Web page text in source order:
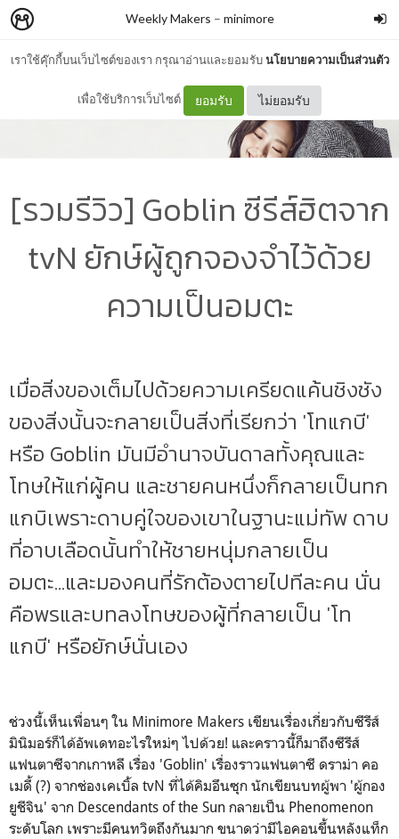
เราใช้คุ๊กกี้บนเว็บไซต์ของเรา กรุณาอ่านและยอมรับนโยบายความเป็นส่วนตัว
เพื่อใช้บริการเว็บไซต์ ยอมรับ ไม่ยอมรับ
Weekly Makers – minimore
[รวมรีวิว] Goblin ซีรีส์ฮิตจาก
tvN ยักษ์ผู้ถูกจองจำไว้ด้วย
ความเป็นอมตะ
เมื่อสิ่งของเต็มไปด้วยความเครียดแค้นชิงชัง
ของสิ่งนั้นจะกลายเป็นสิ่งที่เรียกว่า 'โทแกบี'
หรือ Goblin มันมีอำนาจบันดาลทั้งคุณและ
โทษให้แก่ผู้คน และชายคนหนึ่งก็กลายเป็นทก
แกบิเพราะดาบคู่ใจของเขาในฐานะแม่ทัพ ดาบ
ที่อาบเลือดนั้นทำให้ชายหนุ่มกลายเป็น
อมตะ...และมองคนที่รักต้องตายไปทีละคน นั่น
คือพรและบทลงโทษของผู้ที่กลายเป็น 'โท
แกบี' หรือยักษ์นั่นเอง
ช่วงนี้เห็นเพื่อนๆ ใน Minimore Makers เขียนเรื่องเกี่ยวกับซีรีส์
มินิมอร์ก็ได้อัพเดทอะไรใหม่ๆ ไปด้วย! และคราวนี้ก็มาถึงซีรีส์
แฟนตาซีจากเกาหลี เรื่อง 'Goblin' เรื่องราวแฟนตาซี ดราม่า คอ
เมดี้ (?) จากช่องเคเบิ้ล tvN ที่ได้คิมอึนซุก นักเขียนบทผู้พา 'ผู้กอง
ยูชีจิน' จาก Descendants of the Sun กลายเป็น Phenomenon
ระดับโลก เพราะมีคนทวิตถึงกันมาก ขนาดว่ามีไอคอนขึ้นหลังแท็ก